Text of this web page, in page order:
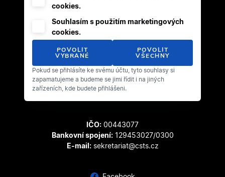
Český svaz tanečního sportu
Zátopkova 100/2
169 00 Praha 6 - Břevnov
IČO: 00443077
Bankovní spojení:129453027/0300
E-mail:sekretariat@csts.cz
cookies.
Souhlasím s použitím marketingových
cookies.
POVOLIT
VYBRANÉ
POVOLIT
VŠECHNY
Pokud se přihlásíte ke svému účtu, tyto souhlasy si
zapamatujeme a budeme se jimi řídit i na jiných
zařízeních, kde budete přihlášeni.